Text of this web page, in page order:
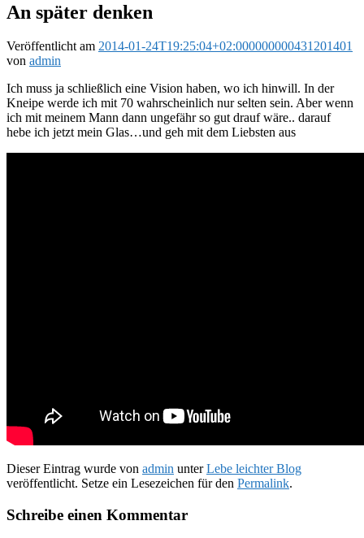
An später denken
Veröffentlicht am 2014-01-24T19:25:04+02:000000000431201401
von admin
Ich muss ja schließlich eine Vision haben, wo ich hinwill. In der
Kneipe werde ich mit 70 wahrscheinlich nur selten sein. Aber wenn
ich mit meinem Mann dann ungefähr so gut drauf wäre.. darauf
hebe ich jetzt mein Glas…und geh mit dem Liebsten aus
Dieser Eintrag wurde von admin unterLebe leichter Blog
veröffentlicht. Setze ein Lesezeichen für den Permalink.
Schreibe einen Kommentar